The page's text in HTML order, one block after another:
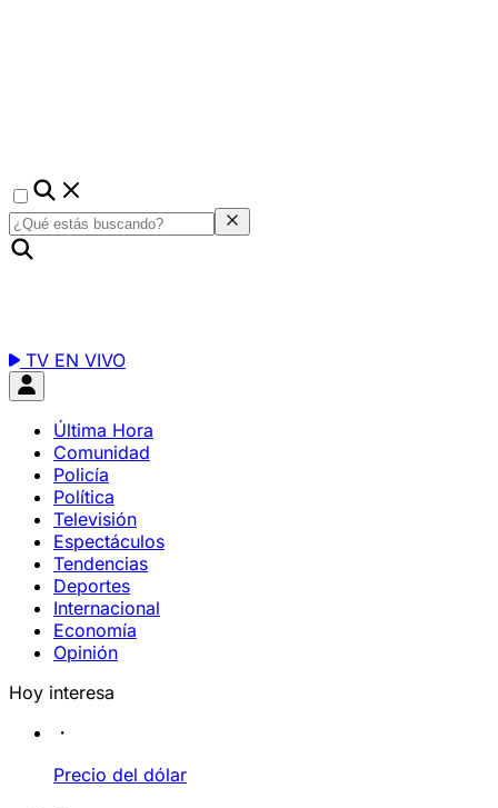
TV EN VIVO
Última Hora
Comunidad
Policía
Política
Televisión
Espectáculos
Tendencias
Deportes
Internacional
Economía
Opinión
Hoy interesa
Precio del dólar